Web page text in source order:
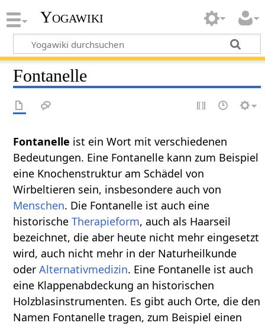
Yogawiki
Fontanelle
Fontanelle ist ein Wort mit verschiedenen
Bedeutungen. Eine Fontanelle kann zum Beispiel
eine Knochenstruktur am Schädel von
Wirbeltieren sein, insbesondere auch von
Menschen. Die Fontanelle ist auch eine
historischeTherapieform, auch als Haarseil
bezeichnet, die aber heute nicht mehr eingesetzt
wird, auch nicht mehr in der Naturheilkunde
oderAlternativmedizin. Eine Fontanelle ist auch
eine Klappenabdeckung an historischen
Holzblasinstrumenten. Es gibt auch Orte, die den
Namen Fontanelle tragen, zum Beispiel einen